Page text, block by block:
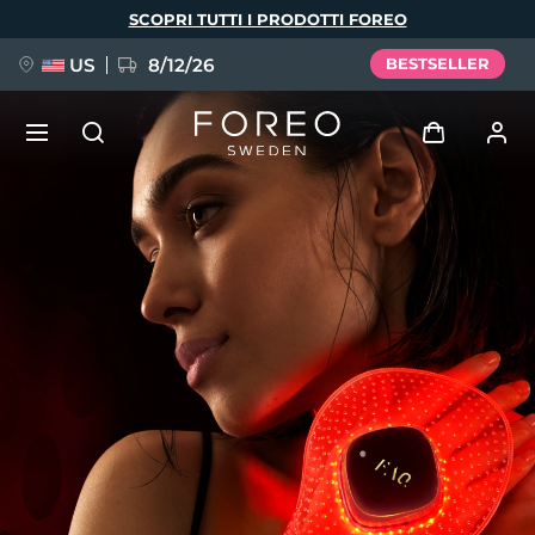
SCOPRI TUTTI I PRODOTTI FOREO
US 8/12/26 BESTSELLER
Accedi
Profilo utente
I miei dispositivi
I miei ordini
I miei indirizzi
I miei abbonamenti
FAQ™ Pure Beauty-Tech Elixir
BREAKING NEWS
issa™ Teeth Whitening Set
Deutsch
Español
Italiano
Português
Svenska
Русский
Türkçe
简体中文 繁體中文